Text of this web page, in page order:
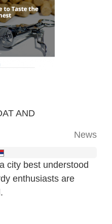
AND
News
city best understood
enthusiasts are